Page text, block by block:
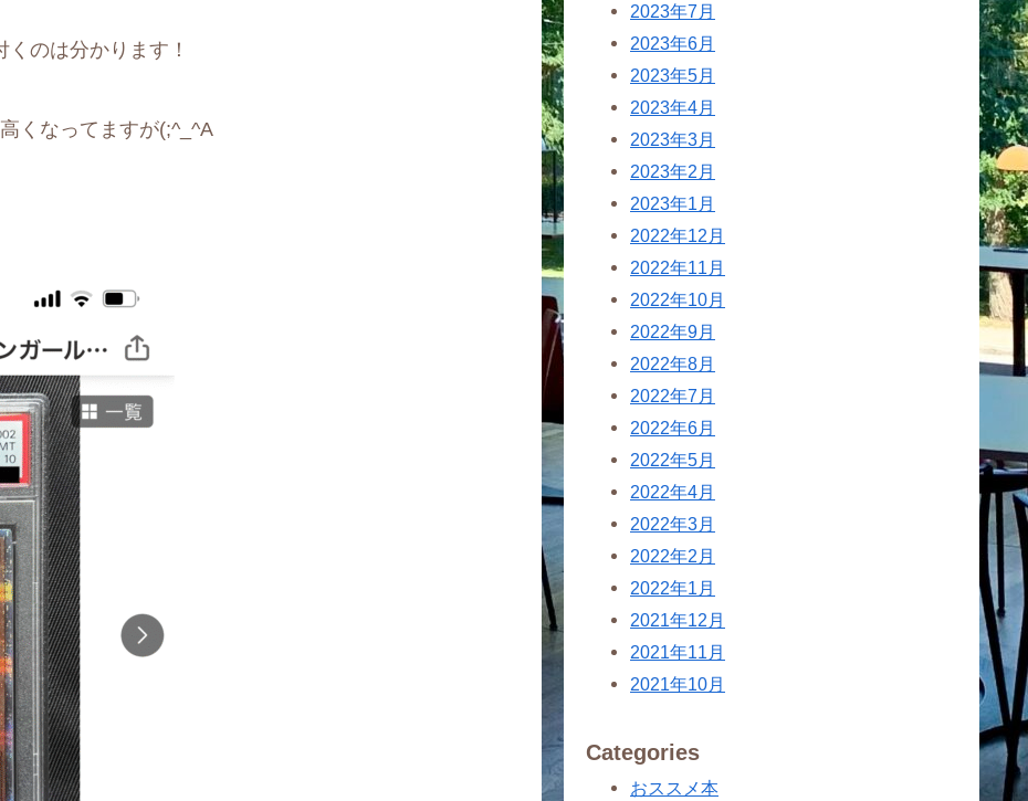
のは分かります！
くなってますが(;^_^A
2023年7月
2023年6月
2023年5月
2023年4月
2023年3月
2023年2月
2023年1月
2022年12月
2022年11月
2022年10月
2022年9月
2022年8月
2022年7月
2022年6月
2022年5月
2022年4月
2022年3月
2022年2月
2022年1月
2021年12月
2021年11月
2021年10月
Categories
おススメ本